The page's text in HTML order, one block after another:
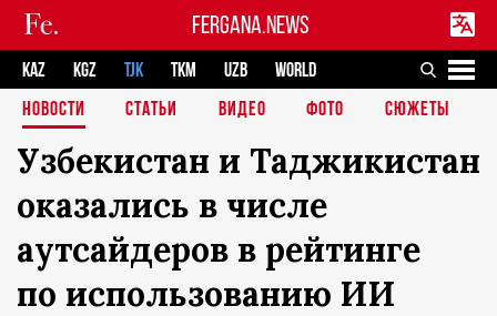
FERGANA.NEWS
KAZ KGZ TJK TKM UZB
WORLD
НОВОСТИ
СТАТЬИ ВИДЕО ФОТО СЮЖЕТЫ
Узбекистан и Таджикистан
оказались в числе
аутсайдеров в рейтинге
по использованию ИИ